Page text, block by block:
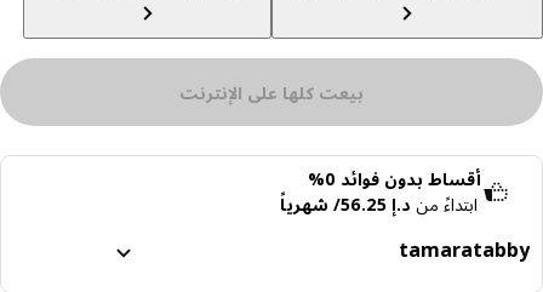
بيعت كلها على الإنترنت
أقساط بدون فوائد 0%
ابتداءً مند.إ 56.25/ شهرياً
tamara